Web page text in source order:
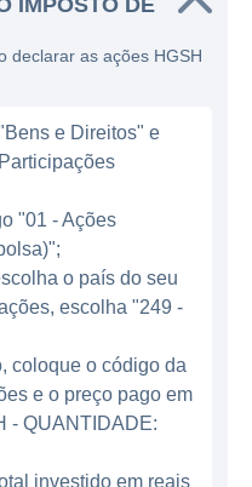
como um
opera
de
que incluem
e vilas. Seu
na aquisição
de
que atendam
em
companhia também
e venda destes
vertical
IMPOSTO DE
declarar as ações HGSH
e Direitos" e
"01 - Ações
o país do seu
escolha "249 -
coloque o código da
e o preço pago em
- QUANTIDADE:
investido em reais